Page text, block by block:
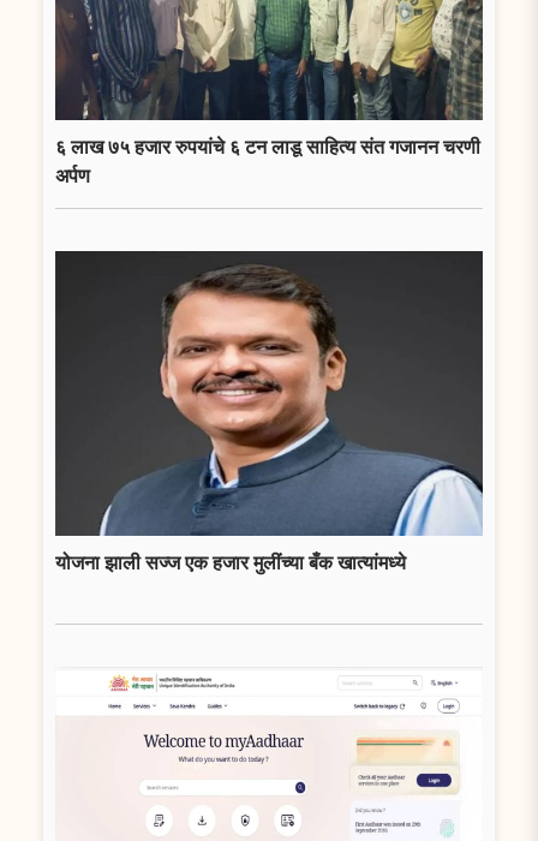
६ लाख ७५ हजार रुपयांचे ६ टन लाडू साहित्य संत गजानन चरणी
अर्पण
योजना झाली सज्ज एक हजार मुलींच्या बँक खात्यांमध्ये